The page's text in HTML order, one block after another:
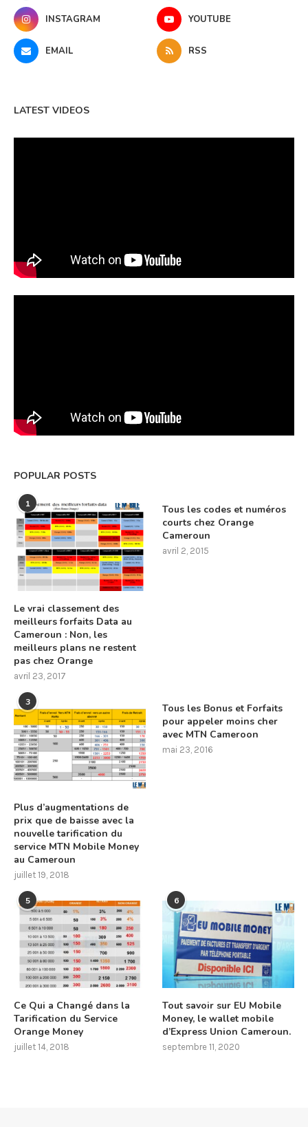
INSTAGRAM YOUTUBE
EMAIL RSS
LATEST VIDEOS
POPULAR POSTS
1
Le vrai classement des
meilleurs forfaits Data au
Cameroun : Non, les
meilleurs plans ne restent
pas chez Orange
avril 23, 2017
Tous les codes et numéros
courts chez Orange
Cameroun
avril 2, 2015
3
Plus d’augmentations de
prix que de baisse avec la
nouvelle tarification du
service MTN Mobile Money
au Cameroun
juillet 19, 2018
Tous les Bonus et Forfaits
pour appeler moins cher
avec MTN Cameroon
mai 23, 2016
5
Ce Qui a Changé dans la
Tarification du Service
Orange Money
juillet 14, 2018
6
Tout savoir sur EU Mobile
Money, le wallet mobile
d’Express Union Cameroun.
septembre 11, 2020